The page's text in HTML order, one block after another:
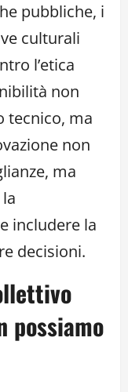
pubbliche, i
culturali
l’etica
non
tecnico, ma
non
ma
includere la
decisioni.
possiamo